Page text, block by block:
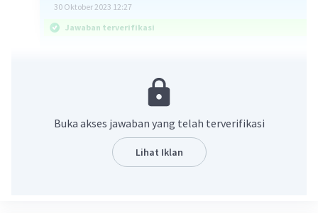
30 Oktober 2023 12:27
Jawaban terverifikasi
Buka akses jawaban yang telah terverifikasi
Lihat Iklan